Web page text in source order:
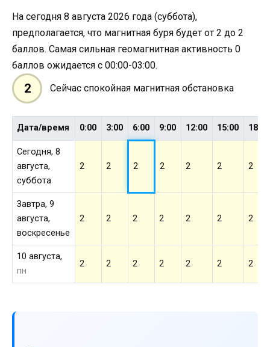
На сегодня 8 августа 2026 года (суббота),
предполагается, что магнитная буря будет от 2 до 2
баллов. Самая сильная геомагнитная активность 0
баллов ожидается с 00:00-03:00.
2 Сейчас спокойная магнитная обстановка
Дата/время 0:00 3:00 6:00 9:00 12:00 15:00 18:00
Сегодня, 8
августа,
суббота
2 2 2 2 2 2 2
Завтра, 9
августа,
воскресенье
2 2 2 2 2 2 2
10 августа,
пн
2 2 2 2 2 2 2